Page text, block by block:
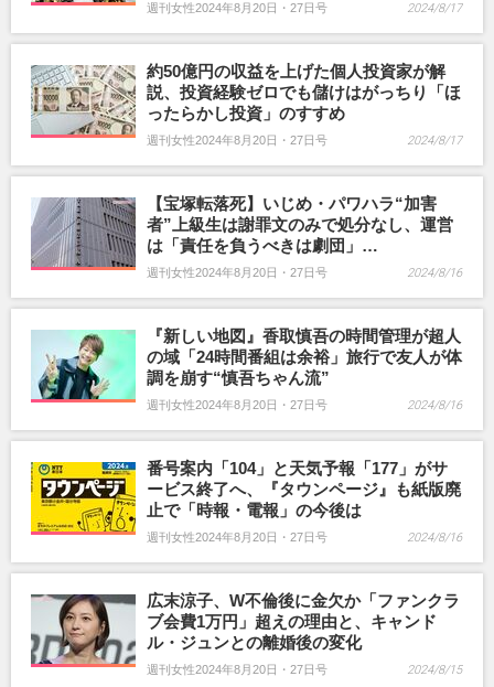
週刊女性2024年8月20日・27日号 2024/8/17
約50億円の収益を上げた個人投資家が解
説、投資経験ゼロでも儲けはがっちり「ほ
ったらかし投資」のすすめ
週刊女性2024年8月20日・27日号 2024/8/17
【宝塚転落死】いじめ・パワハラ“加害
者”上級生は謝罪文のみで処分なし、運営
は「責任を負うべきは劇団」…
週刊女性2024年8月20日・27日号 2024/8/16
『新しい地図』香取慎吾の時間管理が超人
の域「24時間番組は余裕」旅行で友人が体
調を崩す“慎吾ちゃん流”
週刊女性2024年8月20日・27日号 2024/8/16
番号案内「104」と天気予報「177」がサ
ービス終了へ、『タウンページ』も紙版廃
止で「時報・電報」の今後は
週刊女性2024年8月20日・27日号 2024/8/16
広末涼子、W不倫後に金欠か「ファンクラ
ブ会費1万円」超えの理由と、キャンド
ル・ジュンとの離婚後の変化
週刊女性2024年8月20日・27日号 2024/8/15